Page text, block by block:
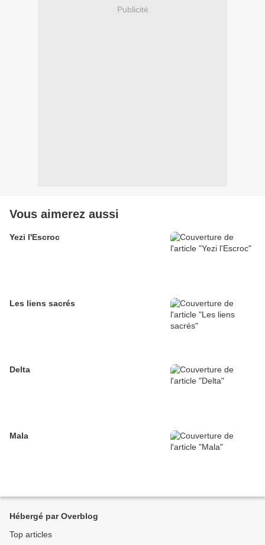
Publicité
Vous aimerez aussi
Yezi l'Escroc
Les liens sacrés
Delta
Mala
Hébergé par Overblog
Top articles